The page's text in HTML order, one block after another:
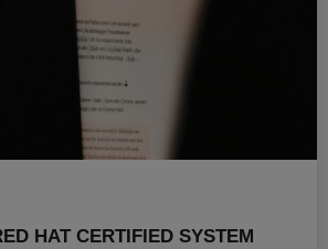
HAT CERTIFIED SYSTEM